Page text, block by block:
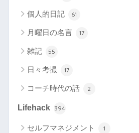
個人的日記 61
月曜日の名言 17
雑記 55
日々考撮 17
コーチ時代の話 2
Lifehack 394
セルフマネジメント 1